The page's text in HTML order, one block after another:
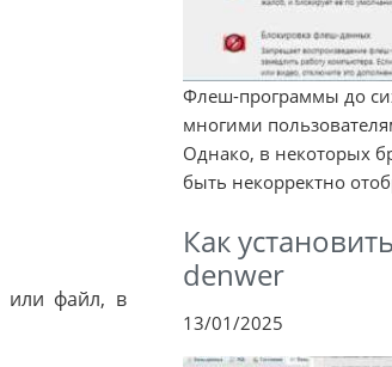
или файл, в
Флеш-программы до
многими
Однако, в некоторых
быть некорректно
Как
denwer
13/01/2025